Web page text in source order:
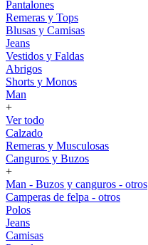
Pantalones
Remeras y Tops
Blusas y Camisas
Jeans
Vestidos y Faldas
Abrigos
Shorts y Monos
Man
+
Ver todo
Calzado
Remeras y Musculosas
Canguros y Buzos
+
Man - Buzos y canguros - otros
Camperas de felpa - otros
Polos
Jeans
Camisas